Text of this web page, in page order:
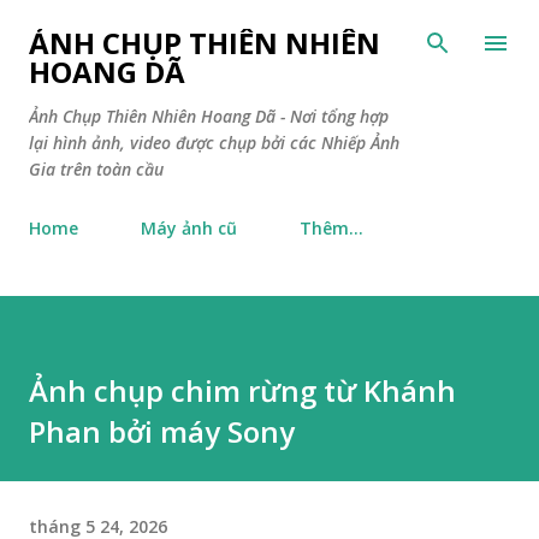
Chuyển đến nội dung chính
ẢNH CHỤP THIÊN NHIÊN
HOANG DÃ
Ảnh Chụp Thiên Nhiên Hoang Dã - Nơi tổng hợp
lại hình ảnh, video được chụp bởi các Nhiếp Ảnh
Gia trên toàn cầu
Home Máy ảnh cũ Thêm…
Ảnh chụp chim rừng từ Khánh
Phan bởi máy Sony
tháng 5 24, 2026